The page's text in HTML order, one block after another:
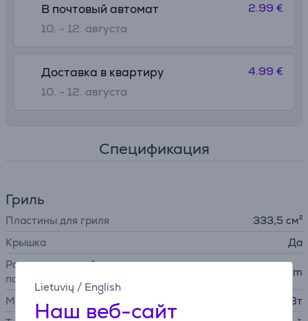
Lietuvių / English
Наш веб-сайт
В почтовый автомат
10. - 12. августа
2.99 €
Доставка в квартиру
10. - 12. августа
4.99 €
Спецификация
Гриль
Пластины для гриля
333,5 см²
Крышка
Да
Размер жарочной
поверхности (см)
23 x 14.5 cm
Мощность
1 кВт